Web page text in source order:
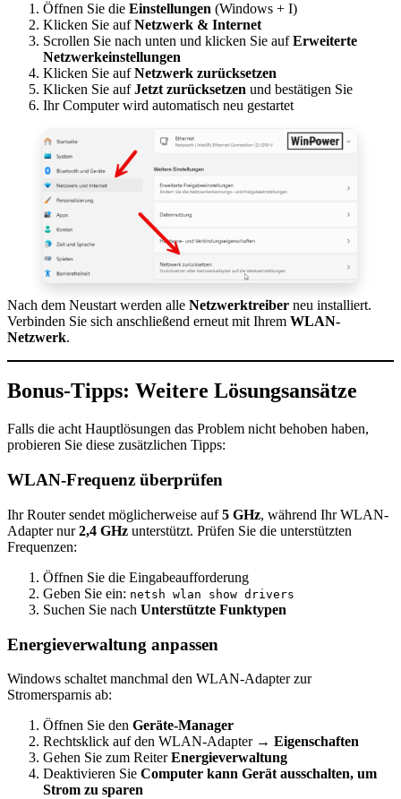
Öffnen Sie die Einstellungen (Windows + I)
Klicken Sie aufNetzwerk & Internet
Scrollen Sie nach unten und klicken Sie aufErweiterte
Netzwerkeinstellungen
Klicken Sie aufNetzwerk zurücksetzen
Klicken Sie aufJetzt zurücksetzen und bestätigen Sie
Ihr Computer wird automatisch neu gestartet
Nach dem Neustart werden alle Netzwerktreiber neu installiert.
Verbinden Sie sich anschließend erneut mit Ihrem WLAN-
Netzwerk.
Bonus-Tipps: Weitere Lösungsansätze
Falls die acht Hauptlösungen das Problem nicht behoben haben,
probieren Sie diese zusätzlichen Tipps:
WLAN-Frequenz überprüfen
Ihr Router sendet möglicherweise auf5 GHz, während Ihr WLAN-
Adapter nur2,4 GHz unterstützt. Prüfen Sie die unterstützten
Frequenzen:
Öffnen Sie die Eingabeaufforderung
Geben Sie ein: netsh wlan show drivers
Suchen Sie nach Unterstützte Funktypen
Energieverwaltung anpassen
Windows schaltet manchmal den WLAN-Adapter zur
Stromersparnis ab:
Öffnen Sie den Geräte-Manager
Rechtsklick auf den WLAN-Adapter → Eigenschaften
Gehen Sie zum ReiterEnergieverwaltung
Deaktivieren Sie Computer kann Gerät ausschalten, um
Strom zu sparen